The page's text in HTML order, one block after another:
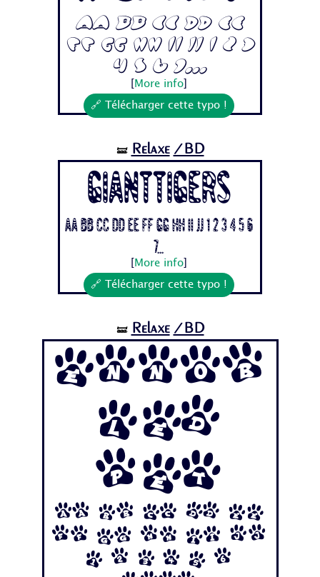
Aa Bb Cc Dd Ee
Ff Gg Hh Ii Jj 1 2 3
4 5 6 7...
More info]
🔗 Télécharger cette typo !
🝛 Relaxe /BD
Gianttigers
Aa Bb Cc Dd Ee Ff Gg Hh Ii Jj 1 2 3 4 5 6
7...
More info]
🔗 Télécharger cette typo !
🝛 Relaxe /BD
Ennob
led
Pet
Aa Bb Cc Dd Ee
Ff Gg Hh Ii Jj
1 2 3 4 5 6